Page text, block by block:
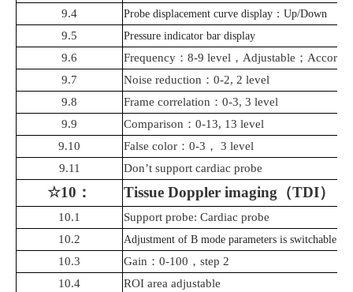
9.4 Probe displacement curve display ： Up/Down
9.5 Pressure indicator bar display
9.6 Frequency ： 8-9 level ， Adjustable ；
9.7
Noise reduction ： 0-2, 2 level
9.8
Frame correlation ： 0-3, 3 level
9.9
Comparison ： 0-13, 13 level
9.10
False color ： 0-3 ， 3 level
9.11
Don’t support cardiac probe
☆10 ： Tissue Doppler imaging （TDI）
10.1 Support probe: Cardiac probe
10.2
Adjustment of B mode parameters is switchable
10.3 Gain ： 0-100 ， step 2
10.4
ROI area adjustable